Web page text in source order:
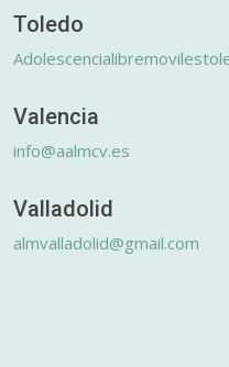
Toledo
Valencia
info@aalmcv.es
Valladolid
almvalladolid@gmail.com